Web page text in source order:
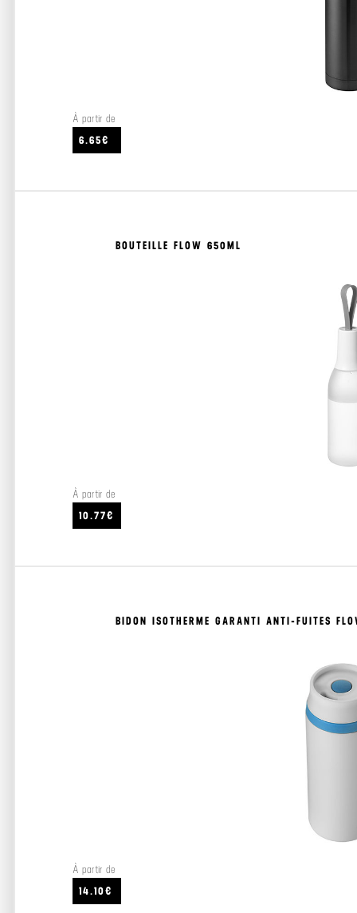
À partir de
6.65€
BOUTEILLE FLOW 650ML
À partir de
10.77€
BIDON ISOTHERME GARANTI ANTI-FUITES
À partir de
14.10€